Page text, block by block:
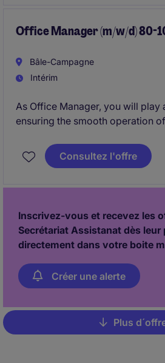
demanding environment.
Office Manager (m/w/d) 80-
Bâle-Campagne
Intérim
As Office Manager, you will play
ensuring the smooth operation
visitors, vendors, and
office management activities,
Consultez l'offre
Inscrivez-vous et recevez les
Secrétariat Assistanat dès leur
directement dans votre boite
Créer une alerte
Pagination
Plus